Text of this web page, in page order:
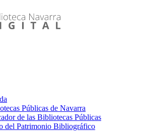
Públicas de Navarra
de las Bibliotecas Públicas
del Patrimonio Bibliográfico